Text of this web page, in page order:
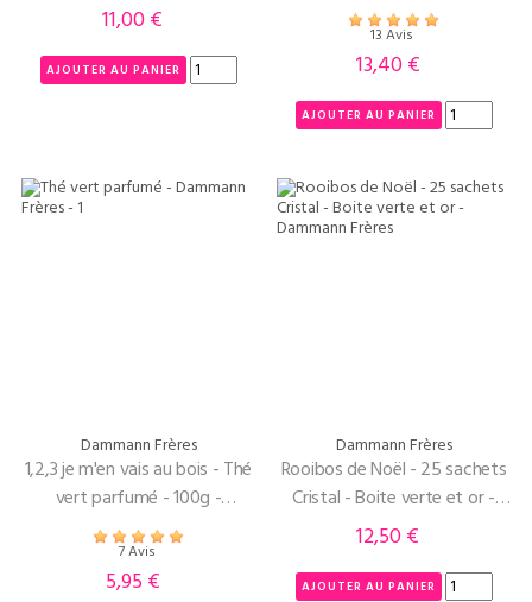
Prix
11,00 €
AJOUTER AU PANIER
13 Avis
Prix
13,40 €
AJOUTER AU PANIER
Dammann Frères
1,2,3 je m'en vais au bois - Thé
vert parfumé - 100g -
Dammann Frères -
7 Avis
Prix
5,95 €
Dammann Frères
Rooibos de Noël - 25 sachets
Cristal - Boite verte et or -
Dammann Frères
Prix
12,50 €
AJOUTER AU PANIER